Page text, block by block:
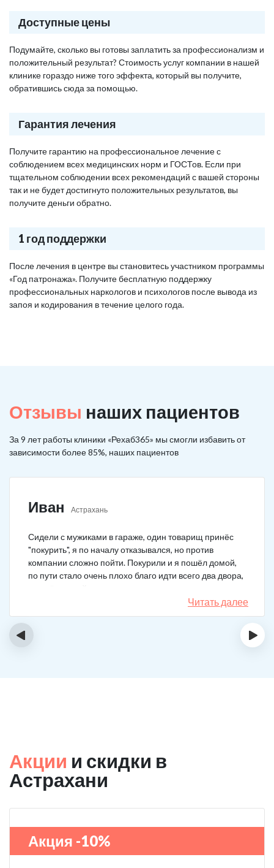
Доступные цены
Подумайте, сколько вы готовы заплатить за профессионализм и
положительный результат? Стоимость услуг компании в нашей
клинике гораздо ниже того эффекта, который вы получите,
обратившись сюда за помощью.
Гарантия лечения
Получите гарантию на профессиональное лечение с
соблюдением всех медицинских норм и ГОСТов. Если при
тщательном соблюдении всех рекомендаций с вашей стороны
так и не будет достигнуто положительных результатов, вы
получите деньги обратно.
1 год поддержки
После лечения в центре вы становитесь участником программы
«Год патронажа». Получите бесплатную поддержку
профессиональных наркологов и психологов после вывода из
запоя и кодирования в течение целого года.
Отзывы наших пациентов
За 9 лет работы клиники «Рехаб365» мы смогли избавить от
зависимости более 85%, наших пациентов
Иван Астрахань
Сидели с мужиками в гараже, один товарищ принёс
"покурить", я по началу отказывался, но против
компании сложно пойти. Покурили и я пошёл домой,
по пути стало очень плохо благо идти всего два двора,
чувствовал что точно, что-то не так. Спасибо большое,
что быстро приехали, поставили капельницу и уже
меня начало отпускать. После оказалось, что товарищ
Читать далее
‹ ›
Акции и скидки в
Астрахани
Акция -10%